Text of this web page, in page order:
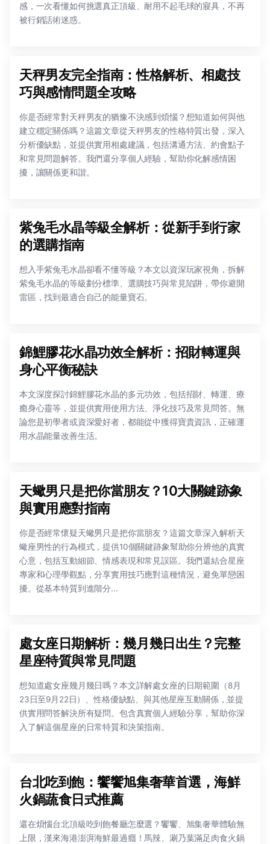
感，一次看懂如何挑選真正頂級、耐用不起毛球的寢具，不再
被行銷話術迷惑。
天秤男友完全指南：性格解析、相處技
巧與感情問題全攻略
你是否經常對天秤男友的猶豫不決感到煩惱？想知道如何與他
建立穩定關係嗎？這篇文章從天秤男友的性格特質出發，深入
分析優缺點，並提供實用相處建議，包括溝通方法、約會點子
和常見問題解答。我們還分享個人經驗，幫助你化解感情困
擾，讓關係更和諧。
紫兔毛水晶等級全解析：從新手到行家
的選購指南
想入手紫兔毛水晶卻看不懂等級？本文以資深玩家視角，拆解
紫兔毛水晶的等級劃分標準、選購技巧與常見陷阱，帶你避開
雷區，找到最適合自己的能量寶石。
錦鯉膠花水晶功效全解析：招財轉運與
身心平衡秘訣
本文深度探討錦鯉膠花水晶的多元功效，包括招財、轉運、療
癒身心靈等，並提供實用使用方法、淨化技巧及常見問答。無
論您是初學者或資深愛好者，都能從中獲得寶貴資訊，正確運
用水晶能量改善生活。
天蠍男只是把你當朋友？10大關鍵跡象
與實用應對指南
你是否經常懷疑天蠍男只是把你當朋友？這篇文章深入解析天
蠍座男性的行為模式，提供10個關鍵跡象幫助你分辨他的真實
心意，包括互動細節、情感表現和常見誤區。我們還結合星座
專家和心理學觀點，分享實用技巧應對這種情況，避免單戀困
擾。從基本特質到進階分...
處女座日期解析：幾月幾日出生？完整
星座特質與常見問題
想知道處女座幾月幾日嗎？本文詳解處女座的日期範圍（8月
23日至9月22日）、性格優缺點、與其他星座互動關係，並提
供實用問答解決所有疑問。包含真實個人經驗分享，幫助你深
入了解這個星座的日常特質和決策指南。
台北吃到飽：饗饗旭集奢華首選，海鮮
火鍋蔬食日式推薦
還在煩惱台北頂級吃到飽餐廳怎麼選？饗饗、旭集奢華體驗無
上限，漢來海港澎湃海鮮最過癮！馬辣、涮乃葉滿足肉食火鍋